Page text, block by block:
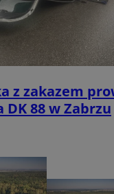
z zakazem
DK 88 w Zabrzu